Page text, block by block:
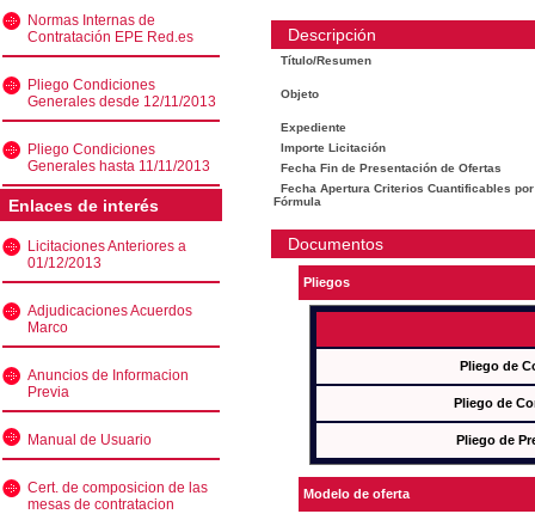
Normas Internas de
Contratación EPE Red.es
Pliego Condiciones
Generales desde 12/11/2013
Pliego Condiciones
Generales hasta 11/11/2013
Enlaces de interés
Licitaciones Anteriores a
01/12/2013
Adjudicaciones Acuerdos
Marco
Anuncios de Informacion
Previa
Manual de Usuario
Cert. de composicion de las
mesas de contratacion
Descripción
Título/Resumen
Objeto
Expediente
Importe Licitación
Fecha Fin de Presentación de Ofertas
Fecha Apertura Criterios Cuantificables por
Fórmula
Documentos
Pliegos
Pliego de
Pliego de
Pliego de
Modelo de oferta